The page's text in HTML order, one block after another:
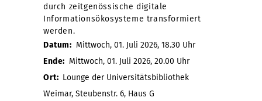
durch zeitgenössische digitale
Informationsökosysteme transformiert
werden.
Datum: Mittwoch, 01. Juli 2026, 18.30 Uhr
Ende: Mittwoch, 01. Juli 2026, 20.00 Uhr
Ort: Lounge der Universitätsbibliothek
Weimar, Steubenstr. 6, Haus G